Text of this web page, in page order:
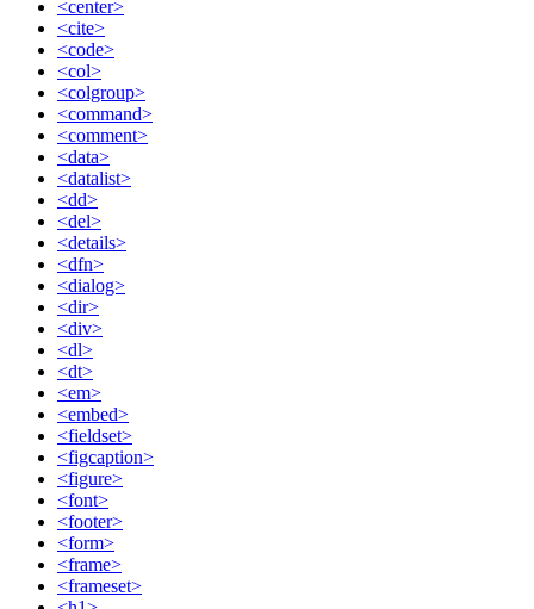
<center>
<cite>
<code>
<col>
<colgroup>
<command>
<comment>
<data>
<datalist>
<dd>
<del>
<details>
<dfn>
<dialog>
<dir>
<div>
<dl>
<dt>
<em>
<embed>
<fieldset>
<figcaption>
<figure>
<font>
<footer>
<form>
<frame>
<frameset>